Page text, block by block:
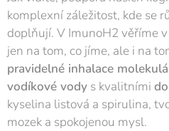
komplexní záležitost, kde se
doplňují. V ImunoH2 věříme
jen na tom, co jíme, ale i na
pravidelné inhalace
vodíkové vody s kvalitními
kyselina listová a spirulina,
mozek a spokojenou mysl.